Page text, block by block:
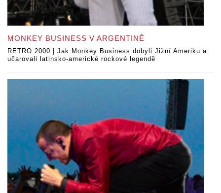
MONKEY BUSINESS V ARGENTINĚ
RETRO 2000 | Jak Monkey Business dobyli Jižní Ameriku a
učarovali latinsko-americké rockové legendě